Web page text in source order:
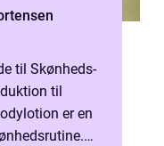
til Skønheds-
til
er en